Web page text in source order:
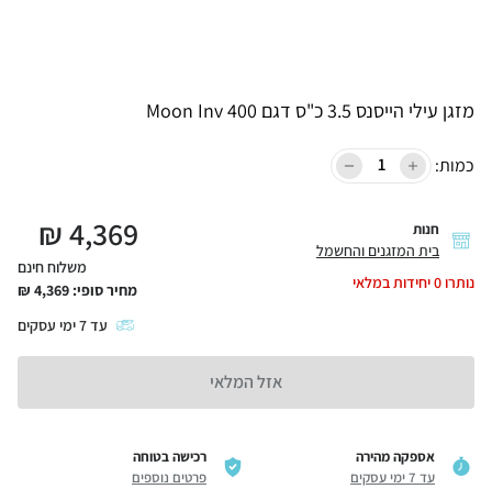
מזגן עילי הייסנס 3.5 כ"ס דגם Moon Inv 400
כמות:
חנות
בית המזגנים והחשמל
נותרו0יחידות במלאי
4,369
₪
משלוח חינם
מחיר סופי: 4,369
₪
עד7ימי עסקים
אזל המלאי
אספקה מהירה
עד 7 ימי עסקים
רכישה בטוחה
פרטים נוספים